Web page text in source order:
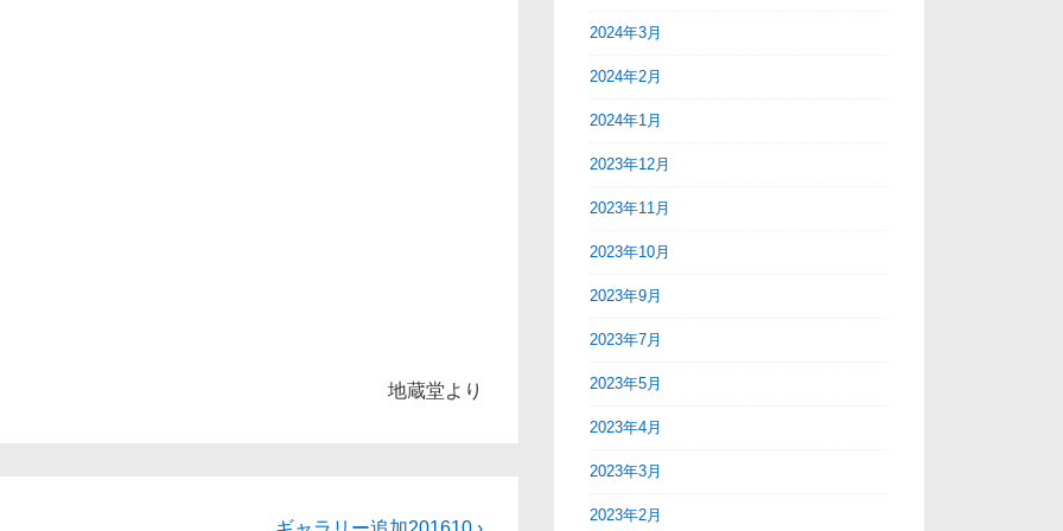
地蔵堂より
次
2024年3月
2024年2月
2024年1月
2023年12月
2023年11月
2023年10月
2023年9月
2023年7月
2023年5月
2023年4月
2023年3月
2023年2月